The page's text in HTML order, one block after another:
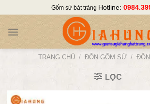
content
Gốm sứ bát tràng Hotline:
TRANG CHỦ / ĐÔN GỐM SỨ /
LỌC